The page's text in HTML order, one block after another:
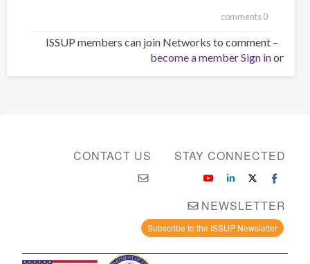
0 comments
ISSUP members can join Networks to comment –
Sign inor
become a member
CONTACT US STAY CONNECTED
NEWSLETTER
Subscribe to the ISSUP Newsletter